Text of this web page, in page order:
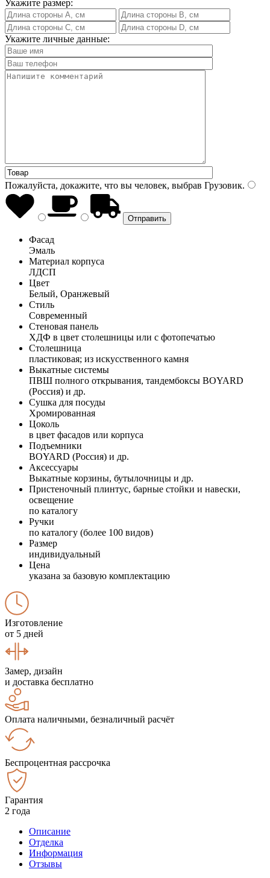
Укажите размер:
Укажите личные данные:
Пожалуйста, докажите, что вы человек, выбрав Грузовик.
Фасад
Эмаль
Материал корпуса
ЛДСП
Цвет
Белый, Оранжевый
Стиль
Современный
Стеновая панель
ХДФ в цвет столешницы или с фотопечатью
Столешница
пластиковая; из искусственного камня
Выкатные системы
ПВШ полного открывания, тандембоксы BOYARD
(Россия) и др.
Сушка для посуды
Хромированная
Цоколь
в цвет фасадов или корпуса
Подъемники
BOYARD (Россия) и др.
Аксессуары
Выкатные корзины, бутылочницы и др.
Пристеночный плинтус, барные стойки и навески,
освещение
по каталогу
Ручки
по каталогу (более 100 видов)
Размер
индивидуальный
Цена
указана за базовую комплектацию
Изготовление
от 5 дней
Замер, дизайн
и доставка бесплатно
Оплата наличными, безналичный расчёт
Беспроцентная рассрочка
Гарантия
2 года
Описание
Отделка
Информация
Отзывы